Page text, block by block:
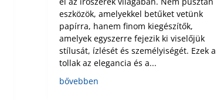
eszközök, amelyekkel betűket vetünk
papírra, hanem finom kiegészítők,
amelyek egyszerre fejezik ki viselőjük
stílusát, ízlését és személyiségét. Ezek a
tollak az elegancia és a...
bővebben